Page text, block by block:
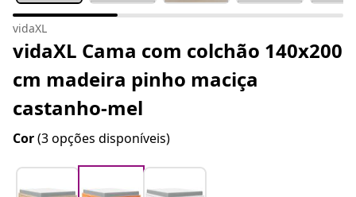
vidaXL
vidaXL Cama com colchão 140x200
cm madeira pinho maciça
castanho-mel
Cor(3 opções disponíveis)